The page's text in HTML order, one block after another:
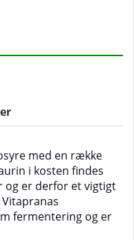
med en række
i kosten findes
er derfor et vigtigt
fermentering og er